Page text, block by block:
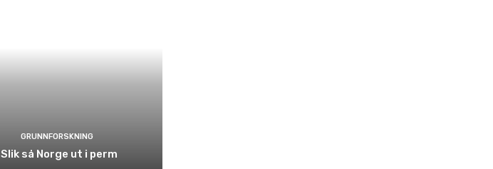
GRUNNFORSKNING
Slik så Norge ut i perm